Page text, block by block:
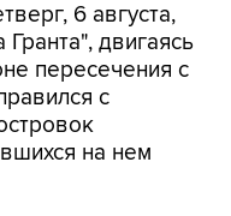
6 августа,
двигаясь
пересечения с
с
на нем